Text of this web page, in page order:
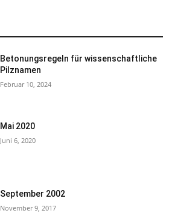
Betonungsregeln für wissenschaftliche
Pilznamen
Februar 10, 2024
Mai 2020
Juni 6, 2020
September 2002
November 9, 2017